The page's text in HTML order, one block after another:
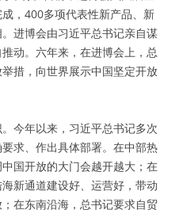
，400多项代表性新产品、新
进博会由习近平总书记亲自谋
动。六年来，在进博会上，总
措，向世界展示中国坚定开放
今年以来，习近平总书记多次
求、作出具体部署。在中部热
国开放的大门会越开越大；在
新通道建设好、运营好，带动
在东南沿海，总书记要求自贸